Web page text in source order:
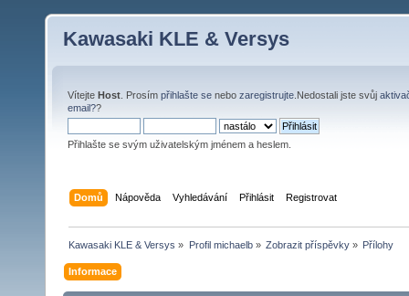
Kawasaki KLE & Versys
Vítejte Host . Prosím přihlašte se nebo zaregistrujte .Nedostali jste svůj
email??
Přihlašte se svým uživatelským jménem a heslem.
Domů Nápověda Vyhledávání Přihlásit Registrovat
Kawasaki KLE & Versys » Profil michaelb» Zobrazit příspěvky» Přílohy
Informace